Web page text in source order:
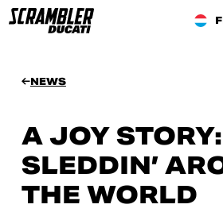
NEWS
A JOY
SLEDDIN’
THE WORLD